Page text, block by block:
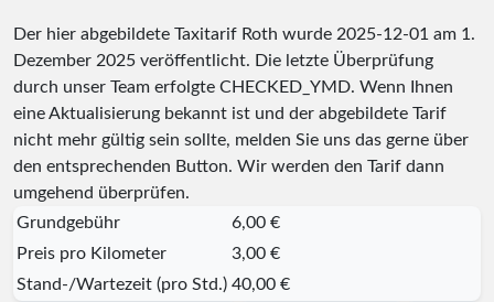
Der hier abgebildete Taxitarif Roth wurde 2025-12-01 am 1.
Dezember 2025 veröffentlicht. Die letzte Überprüfung
durch unser Team erfolgte CHECKED_YMD. Wenn Ihnen
eine Aktualisierung bekannt ist und der abgebildete Tarif
nicht mehr gültig sein sollte, melden Sie uns das gerne über
den entsprechenden Button. Wir werden den Tarif dann
umgehend überprüfen.
Grundgebühr
6,00 €
Preis pro Kilometer
3,00 €
Stand-/Wartezeit (pro Std.) 40,00 €